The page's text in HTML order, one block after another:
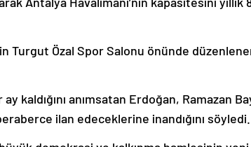
ilan edeceklerine inandığını söyledi.